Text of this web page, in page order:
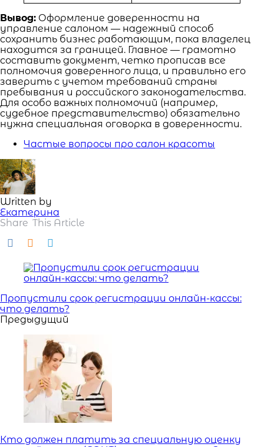
Вывод: Оформление доверенности на
управление салоном — надежный способ
сохранить бизнес работающим, пока владелец
находится за границей. Главное — грамотно
составить документ, четко прописав все
полномочия доверенного лица, и правильно его
заверить с учетом требований страны
пребывания и российского законодательства.
Для особо важных полномочий (например,
судебное представительство) обязательно
нужна специальная оговорка в доверенности.
Частые вопросы про салон красоты
Written by
Екатерина
Share This Article
Навигация
Пропустили срок регистрации онлайн-кассы:
что делать?
Предыдущий
Кто должен платить за специальную оценку